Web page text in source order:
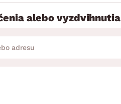
alebo vyzdvihnutia